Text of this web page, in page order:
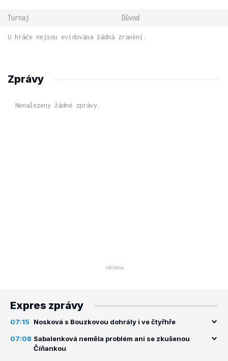
Turnaj Důvod
U hráče nejsou evidována žádná zranění.
Zprávy
Nenalezeny žádné zprávy.
Expres zprávy
07:15 Nosková s Bouzkovou dohrály i ve čtyřhře
07:08 Sabalenková neměla problém ani se zkušenou
Číňankou